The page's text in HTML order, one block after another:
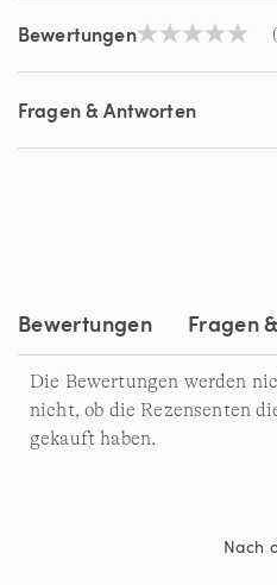
BewertungenKein
Link
derselben
Fragen & Antworten
Bewertungen Fragen
Die Bewertungen werden
nicht, ob die Rezensenten
gekauft haben.
Nach